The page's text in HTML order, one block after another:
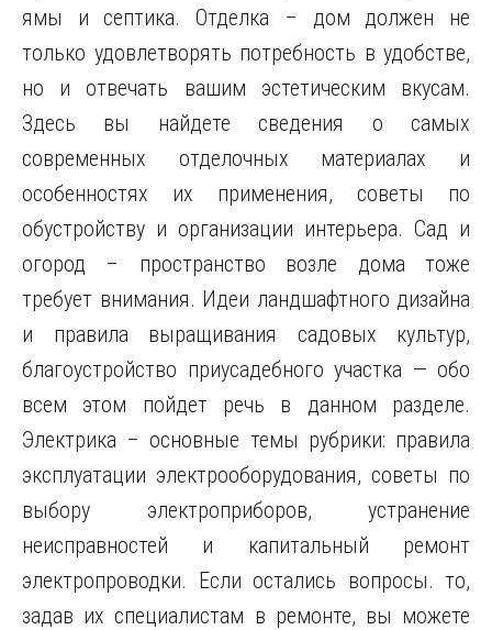
ямы и септика. Отделка – дом должен не
только удовлетворять потребность в удобстве,
но и отвечать вашим эстетическим вкусам.
Здесь вы найдете сведения о самых
современных отделочных материалах и
особенностях их применения, советы по
обустройству и организации интерьера. Сад и
огород – пространство возле дома тоже
требует внимания. Идеи ландшафтного дизайна
и правила выращивания садовых культур,
благоустройство приусадебного участка — обо
всем этом пойдет речь в данном разделе.
Электрика – основные темы рубрики: правила
эксплуатации электрооборудования, советы по
выбору электроприборов, устранение
неисправностей и капитальный ремонт
электропроводки. Если остались вопросы. то,
задав их специалистам в ремонте, вы можете